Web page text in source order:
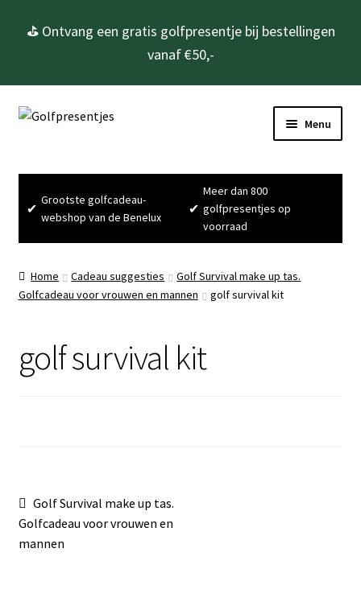
⛳ Ontvang een gratis golfpresentje bij bestellingen
vanaf €50,-
Ga
navigatie
Ga
inhoud
Menu
Golfcadeau’s
Golfbenodigdheden
Gadgets
Sale
✔
Grootste golfcadeau-
webshop van de Benelux
✔
Meer dan 800
golfpresentjes op
voorraad
Home Cadeau suggesties
Golf Survival make up tas.
Golfcadeau voor vrouwen en mannen
golf survival kit
golf survival kit
Bericht
navigatie
Vorig
bericht:
Golf Survival make up tas.
Golfcadeau voor vrouwen en
mannen